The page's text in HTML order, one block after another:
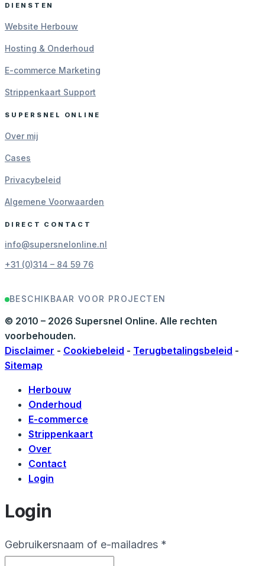
DIENSTEN
Website Herbouw
Hosting & Onderhoud
E-commerce Marketing
Strippenkaart Support
SUPERSNEL ONLINE
Over mij
Cases
Privacybeleid
Algemene Voorwaarden
DIRECT CONTACT
info@supersnelonline.nl
+31 (0)314 – 84 59 76
BESCHIKBAAR VOOR PROJECTEN
© 2010 – 2026 Supersnel Online. Alle rechten
voorbehouden.
Disclaimer - Cookiebeleid - Terugbetalingsbeleid -
Sitemap
Herbouw
Onderhoud
E-commerce
Strippenkaart
Over
Contact
Login
Login
Gebruikersnaam of e-mailadres *